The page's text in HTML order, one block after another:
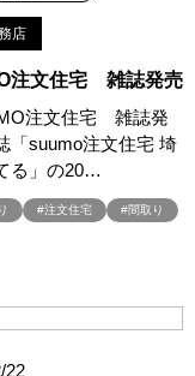
土地探し
子様
迎 #お宅見学
#お庭
#お得な情報
正月 #お知らせ
#ご成約特典
予約キャンペーン
店
注文住宅 雑誌発売
注文住宅 雑誌発
「suumo注文住宅 埼
る」の20…
#注文住宅 #間取り
22